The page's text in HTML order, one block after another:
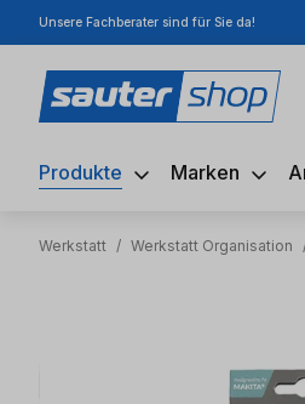
Hauptinhalt springen
Zur Suche springen
Zur Hauptnavigation
Unsere Fachberater sind für Sie da!
Produkte Marken
Werkstatt / Werkstatt Organisation